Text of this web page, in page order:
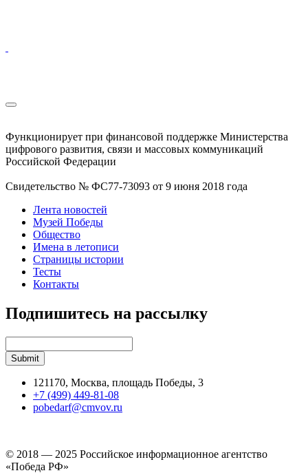
Функционирует при финансовой поддержке Министерства
цифрового развития, связи и массовых коммуникаций
Российской Федерации
Свидетельство № ФС77-73093 от 9 июня 2018 года
Лента новостей
Музей Победы
Общество
Имена в летописи
Страницы истории
Тесты
Контакты
Подпишитесь на рассылку
121170, Москва, площадь Победы, 3
+7 (499) 449-81-08
pobedarf@cmvov.ru
© 2018 — 2025 Российское информационное агентство
«Победа РФ»